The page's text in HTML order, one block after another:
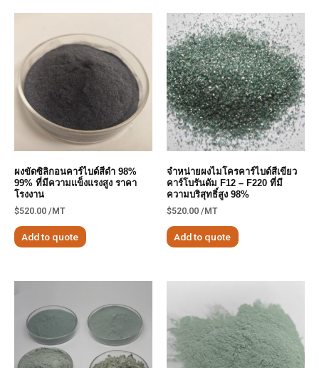
ผงขัดซิลิกอนคาร์ไบด์สีดำ 98%
99% ที่มีความแข็งแรงสูง ราคา
โรงงาน
$520.00 /MT
Add to quote
จำหน่ายผงไมโครคาร์ไบด์สีเขียว
คาร์โบรันดัม F12 – F220 ที่มี
ความบริสุทธิ์สูง 98%
$520.00 /MT
Add to quote